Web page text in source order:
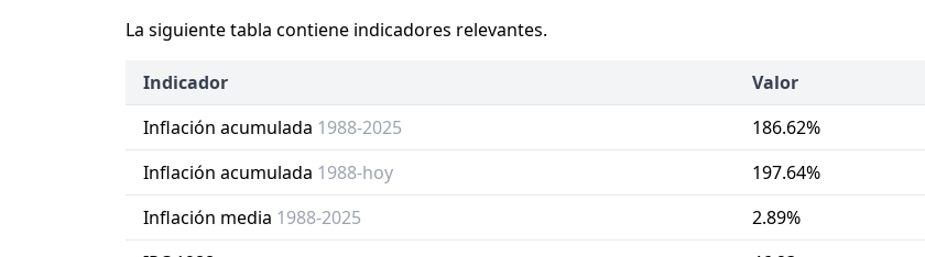
La siguiente tabla contiene indicadores relevantes.
Indicador
Valor
Inflación acumulada 1988-2025
186.62%
Inflación acumulada 1988-hoy
197.64%
Inflación media 1988-2025
2.89%